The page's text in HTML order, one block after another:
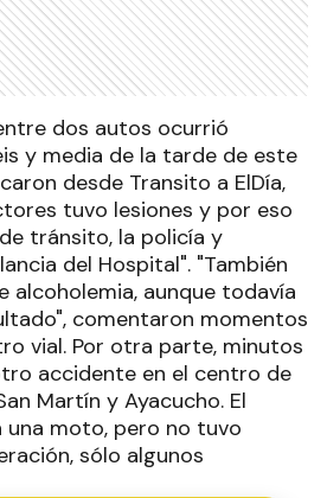
dos autos ocurrió
y media de la tarde de este
desde Transito a ElDía,
tuvo lesiones y por eso
tránsito, la policía y
del Hospital". "También
alcoholemia, aunque todavía
comentaron momentos
vial. Por otra parte, minutos
accidente en el centro de
Martín y Ayacucho. El
una moto, pero no tuvo
sólo algunos